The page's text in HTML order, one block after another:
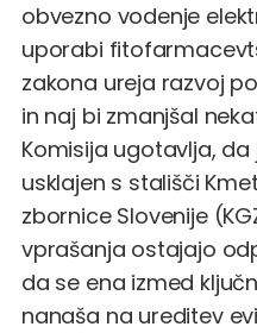
obvezno vodenje
uporabi
zakona ureja razvoj
in naj bi zmanjšal
Komisija ugotavlja,
usklajen s stališči
zbornice Slovenije
vprašanja ostajajo
da se ena izmed
nanaša na ureditev